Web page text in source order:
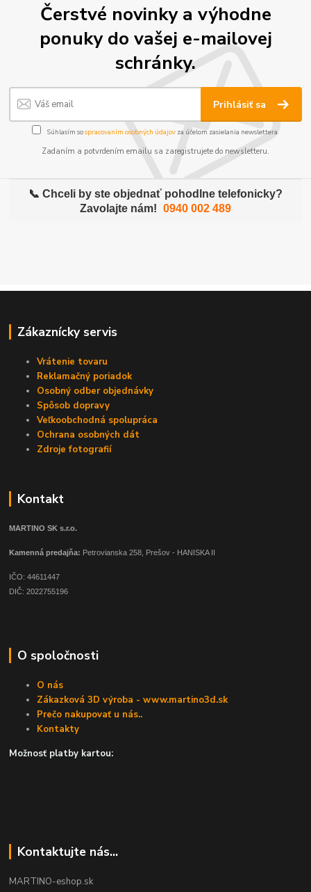
Čerstvé novinky a výhodne
ponuky do vašej e-mailovej
schránky.
Prihlásiť sa
Súhlasím sospracovaním osobných údajov za účelom zasielania newslettera.
Zadaním a potvrdením emailu sa zaregistrujete do newsletteru.
📞 Chceli by ste objednať pohodlne telefonicky?
Zavolajte nám! 0940 002 489
Zákaznícky servis
Vrátenie tovaru
Reklamačný poriadok
Osobný odber objednávky
Spôsob dopravy
Veľkoobchodná spolupráca
Ochrana osobných dát
Zdroje fotografií
Kontakt
MARTINO SK s.r.o.
Kamenná predajňa: Petrovianska 258, Prešov - HANISKA II
IČO: 44611447
DIČ: 2022755196
O spoločnosti
O nás
Zákazková 3D výroba - www.martino3d.sk
Prečo nakupovať u nás..
Kontakty
Možnosť platby kartou:
Kontaktujte nás...
MARTINO-eshop.sk